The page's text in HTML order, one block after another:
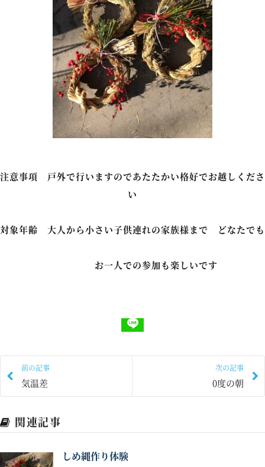
注意事項 戸外で行いますのであたたかい格好でお越しくださ
い
対象年齢 大人から小さい子供連れの家族様まで どなたでも
お一人での参加も楽しいです
前の記事
気温差
次の記事
0度の朝
関連記事
しめ縄作り体験